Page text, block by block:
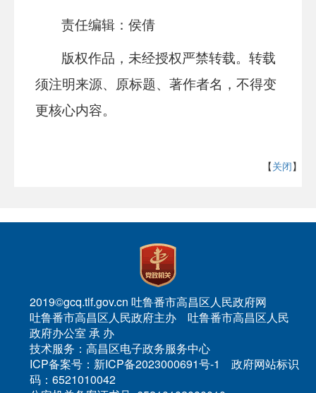
责任编辑：侯倩
版权作品，未经授权严禁转载。转载
须注明来源、原标题、著作者名，不得变
更核心内容。
【关闭】
2019©gcq.tlf.gov.cn 吐鲁番市高昌区人民政府网
吐鲁番市高昌区人民政府主办 吐鲁番市高昌区人民
政府办公室 承 办
技术服务：高昌区电子政务服务中心
ICP备案号：新ICP备2023000691号-1 政府网站标识
码：6521010042